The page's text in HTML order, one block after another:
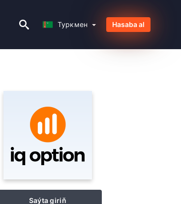
Туркмен
Туркмен Hasaba al
Saýta giriň